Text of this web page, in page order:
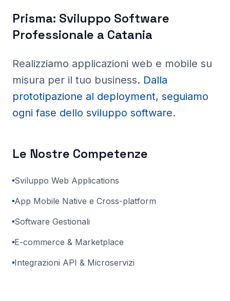
Prisma: Sviluppo Software
Professionale a Catania
Realizziamo applicazioni web e mobile su
misura per il tuo business. Dalla
prototipazione al deployment, seguiamo
ogni fase dello sviluppo software.
Le Nostre Competenze
Sviluppo Web Applications
App Mobile Native e Cross-platform
Software Gestionali
E-commerce & Marketplace
Integrazioni API & Microservizi